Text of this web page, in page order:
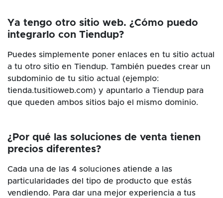
Ya tengo otro sitio web. ¿Cómo puedo
integrarlo con Tiendup?
Puedes simplemente poner enlaces en tu sitio actual
a tu otro sitio en Tiendup. También puedes crear un
subdominio de tu sitio actual (ejemplo:
tienda.tusitioweb.com) y apuntarlo a Tiendup para
que queden ambos sitios bajo el mismo dominio.
¿Por qué las soluciones de venta tienen
precios diferentes?
Cada una de las 4 soluciones atiende a las
particularidades del tipo de producto que estás
vendiendo. Para dar una mejor experiencia a tus